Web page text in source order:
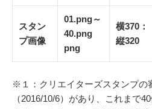
スタン
プ画像
01.png～
40.png
png
横370：
縦320
※１：クリエイターズスタンプの
（2016/10/6）があり、これまで